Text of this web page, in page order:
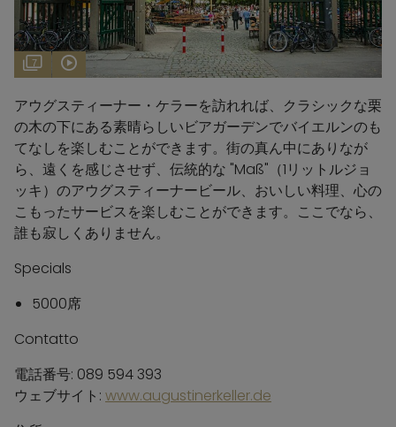
7
アウグスティーナー・ケラーを訪れれば、クラシックな栗
の木の下にある素晴らしいビアガーデンでバイエルンのも
てなしを楽しむことができます。街の真ん中にありなが
ら、遠くを感じさせず、伝統的な "Maß"（1リットルジョ
ッキ）のアウグスティーナービール、おいしい料理、心の
こもったサービスを楽しむことができます。ここでなら、
誰も寂しくありません。
Specials
5000席
Contatto
電話番号: 089 594 393
ウェブサイト: www.augustinerkeller.de